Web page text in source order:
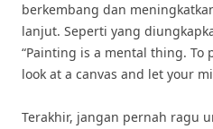
berkembang dan
lanjut. Seperti yang
“Painting is a mental thing. To
look at a canvas and let your
Terakhir, jangan pernah ragu